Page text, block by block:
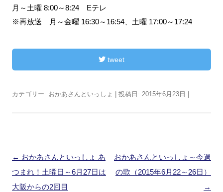
月～土曜 8:00～8:24 Eテレ
※再放送 月～金曜 16:30～16:54、土曜 17:00～17:24
tweet
カテゴリー: おかあさんといっしょ | 投稿日: 2015年6月23日
投
稿
ナ
← おかあさんといっしょ あ
つまれ！土曜日～6月27日は
大阪からの2回目
おかあさんといっしょ～今週
の歌（2015年6月22～26日）
→